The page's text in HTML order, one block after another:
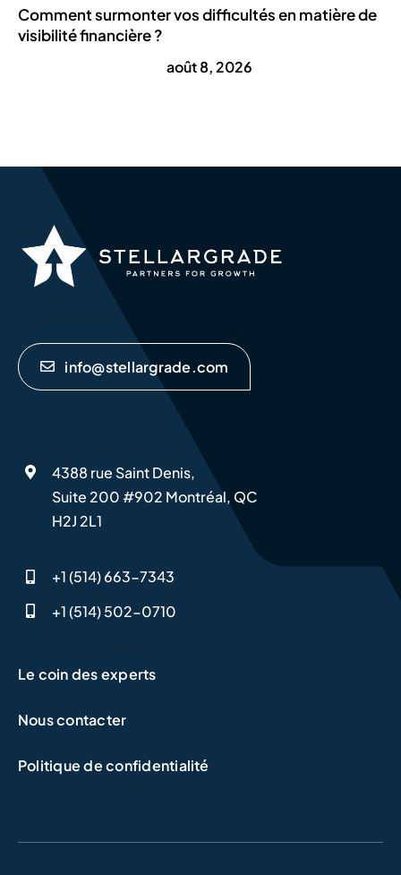
Comment surmonter vos difficultés en matière de
visibilité financière ?
août 8, 2026
info@stellargrade.com
4388 rue Saint Denis,
Suite 200 #902 Montréal, QC
H2J 2L1
+1 (514) 663-7343
+1 (514) 502-0710
Le coin des experts
Nous contacter
Politique de confidentialité